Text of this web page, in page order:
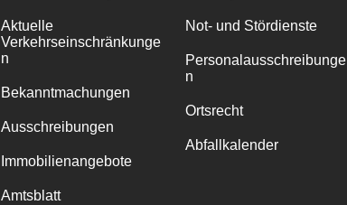
Aktuelle
Verkehrseinschränkunge
n
Bekanntmachungen
Ausschreibungen
Immobilienangebote
Amtsblatt
Not- und Stördienste
Personalausschreibunge
n
Ortsrecht
Abfallkalender